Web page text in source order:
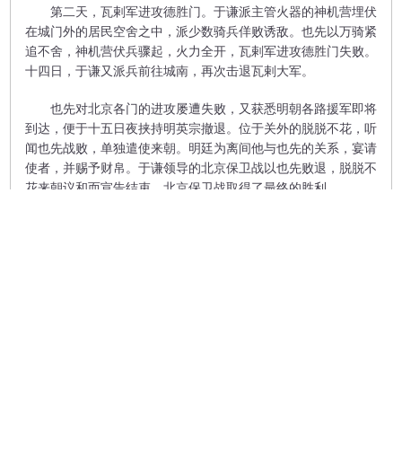
第二天，瓦剌军进攻德胜门。于谦派主管火器的神机营埋伏
在城门外的居民空舍之中，派少数骑兵佯败诱敌。也先以万骑紧
追不舍，神机营伏兵骤起，火力全开，瓦剌军进攻德胜门失败。
十四日，于谦又派兵前往城南，再次击退瓦剌大军。
也先对北京各门的进攻屡遭失败，又获悉明朝各路援军即将
到达，便于十五日夜挟持明英宗撤退。位于关外的脱脱不花，听
闻也先战败，单独遣使来朝。明廷为离间他与也先的关系，宴请
使者，并赐予财帛。于谦领导的北京保卫战以也先败退，脱脱不
花来朝议和而宣告结束，北京保卫战取得了最终的胜利。